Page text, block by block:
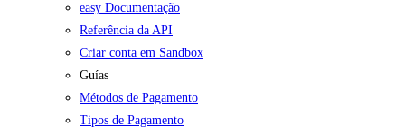
easy Documentação
Referência da API
Criar conta em Sandbox
Guías
Métodos de Pagamento
Tipos de Pagamento